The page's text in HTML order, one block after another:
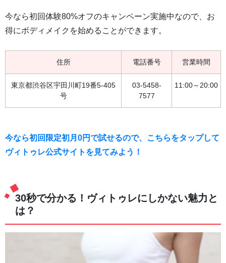
今なら初回体験80%オフのキャンペーン実施中なので、お
得にボディメイクを始めることができます。
住所 電話番号 営業時間
東京都渋谷区宇田川町19番5-405
号
03-5458-
7577
11:00～20:00
今なら初回限定初月0円で試せるので、こちらをタップして
ヴィトゥレ公式サイトを見てみよう！
30秒で分かる！ヴィトゥレにしかない魅力と
は？